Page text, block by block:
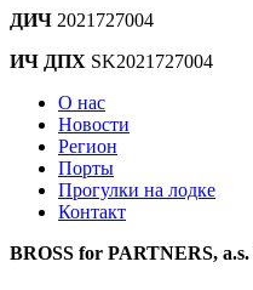
ДИЧ 2021727004
ИЧ ДПХ SK2021727004
О нас
Новости
Регион
Порты
Прогулки на лодке
Контакт
BROSS for PARTNERS, a.s.